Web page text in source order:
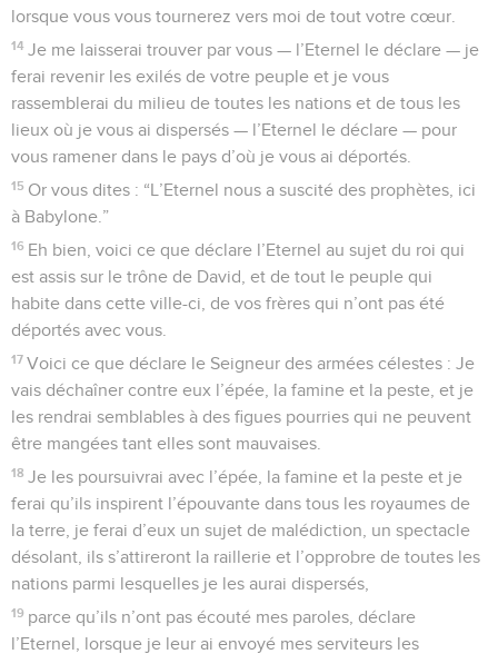
lorsque vous vous tournerez vers moi de tout votre cœur.
14 Je me laisserai trouver par vous — l’Eternel le déclare — je
ferai revenir les exilés de votre peuple et je vous
rassemblerai du milieu de toutes les nations et de tous les
lieux où je vous ai dispersés — l’Eternel le déclare — pour
vous ramener dans le pays d’où je vous ai déportés.
15 Or vous dites : “L’Eternel nous a suscité des prophètes, ici
à Babylone.”
16 Eh bien, voici ce que déclare l’Eternel au sujet du roi qui
est assis sur le trône de David, et de tout le peuple qui
habite dans cette ville-ci, de vos frères qui n’ont pas été
déportés avec vous.
17 Voici ce que déclare le Seigneur des armées célestes : Je
vais déchaîner contre eux l’épée, la famine et la peste, et je
les rendrai semblables à des figues pourries qui ne peuvent
être mangées tant elles sont mauvaises.
18 Je les poursuivrai avec l’épée, la famine et la peste et je
ferai qu’ils inspirent l’épouvante dans tous les royaumes de
la terre, je ferai d’eux un sujet de malédiction, un spectacle
désolant, ils s’attireront la raillerie et l’opprobre de toutes les
nations parmi lesquelles je les aurai dispersés,
19 parce qu’ils n’ont pas écouté mes paroles, déclare
l’Eternel, lorsque je leur ai envoyé mes serviteurs les